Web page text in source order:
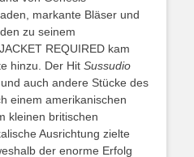
markante Bläser und
zu seinem
REQUIRED kam
hinzu. Der Hit Sussudio
auch andere Stücke des
einem amerikanischen
kleinen britischen
Ausrichtung zielte
der enorme Erfolg